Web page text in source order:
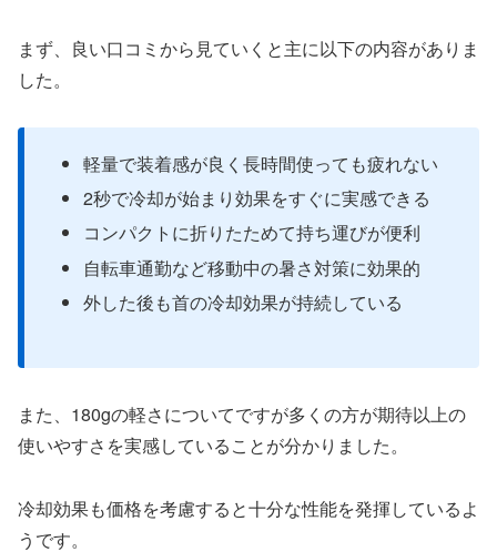
まず、良い口コミから見ていくと主に以下の内容がありま
した。
軽量で装着感が良く長時間使っても疲れない
2秒で冷却が始まり効果をすぐに実感できる
コンパクトに折りたためて持ち運びが便利
自転車通勤など移動中の暑さ対策に効果的
外した後も首の冷却効果が持続している
また、180gの軽さについてですが多くの方が期待以上の
使いやすさを実感していることが分かりました。
冷却効果も価格を考慮すると十分な性能を発揮しているよ
うです。